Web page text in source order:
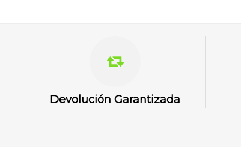
Devolución Garantizada